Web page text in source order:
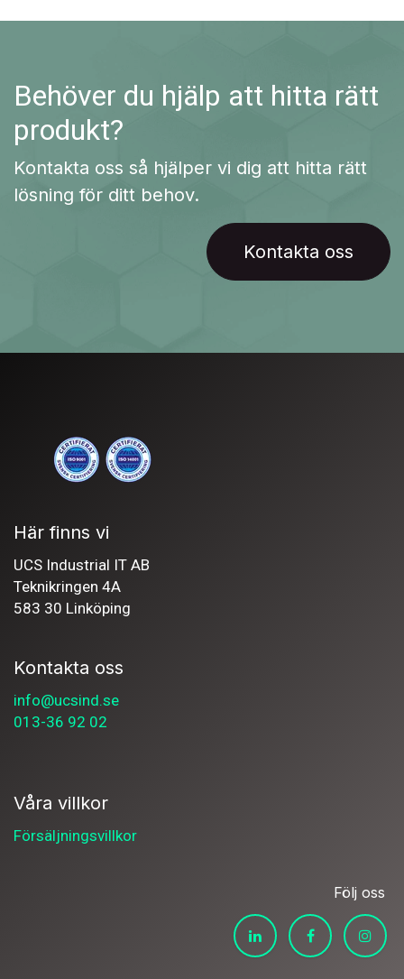
Behöver du hjälp att hitta rätt
produkt?
Kontakta oss så hjälper vi dig att hitta rätt
lösning för ditt behov.
Kontakta oss
Här finns vi
UCS Industrial IT AB
Teknikringen 4A
583 30 Linköping
Kontakta oss
info@ucsind.se
013-36 92 02
Våra villkor
Försäljningsvillkor
Följ oss